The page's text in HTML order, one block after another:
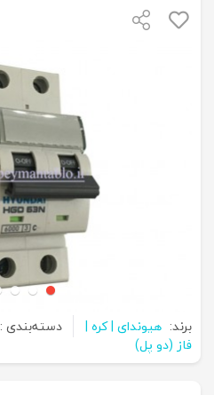
برند: هیوندای | کره | دسته‌بندی :
فاز (دو پل)